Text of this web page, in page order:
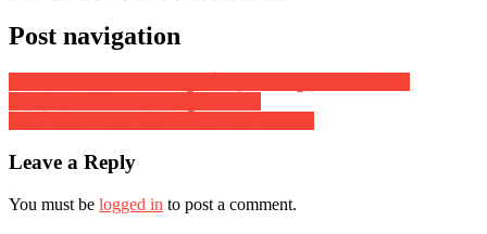
Post navigation
Leave a Reply
You must be logged in to post a comment.